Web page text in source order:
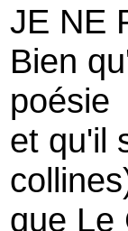
JE NE
Bien
poésie
et qu'il
que Le